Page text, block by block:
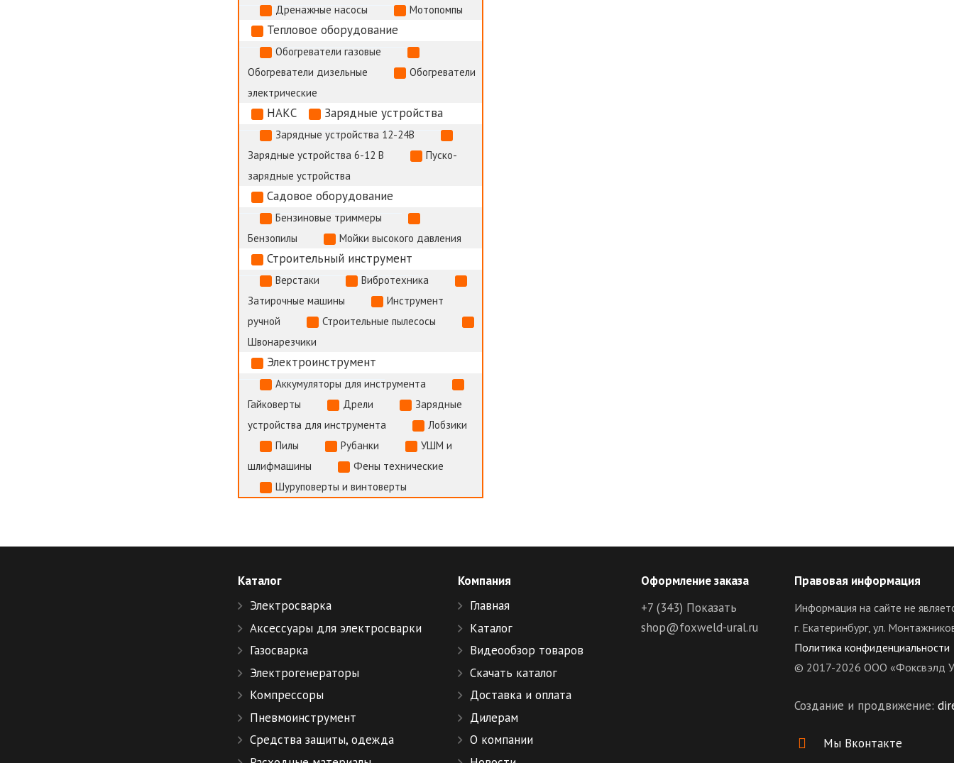
Дренажные насосы Мотопомпы
Тепловое оборудование
Обогреватели газовые
Обогреватели дизельные
Обогреватели
электрические
НАКС Зарядные устройства
Зарядные устройства 12-24В
Зарядные устройства 6-12 В
Пуско-
зарядные устройства
Садовое оборудование
Бензиновые триммеры
Бензопилы
Мойки высокого давления
Строительный инструмент
Верстаки
Вибротехника
Затирочные машины
Инструмент
ручной
Строительные пылесосы
Швонарезчики
Электроинструмент
Аккумуляторы для инструмента
Гайковерты
Дрели
Зарядные
устройства для инструмента
Лобзики
Пилы
Рубанки
УШМ и
шлифмашины
Фены технические
Шуруповерты и винтоверты
Каталог
Электросварка
Аксессуары для электросварки
Газосварка
Электрогенераторы
Компрессоры
Пневмоинструмент
Средства защиты, одежда
Компания
Главная
Каталог
Видеообзор товаров
Скачать каталог
Доставка и оплата
Дилерам
О компании
Оформление заказа
+7 (343) Показать
shop@foxweld-ural.ru
Правовая информация
Информация на сайте не
г. Екатеринбург, ул.
Политика конфиденциальности
© 2017-2026 ООО «Фоксвэлд
Создание и продвижение:
Мы Вконтакте